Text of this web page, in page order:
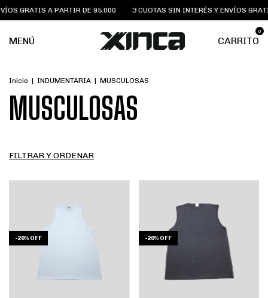
GRATIS A PARTIR DE 95.000 3 CUOTAS SIN INTERÉS Y ENVÍOS
MENÚ CARRITO
0
Inicio | INDUMENTARIA | MUSCULOSAS
MUSCULOSAS
FILTRAR Y ORDENAR
-20% OFF -20% OFF